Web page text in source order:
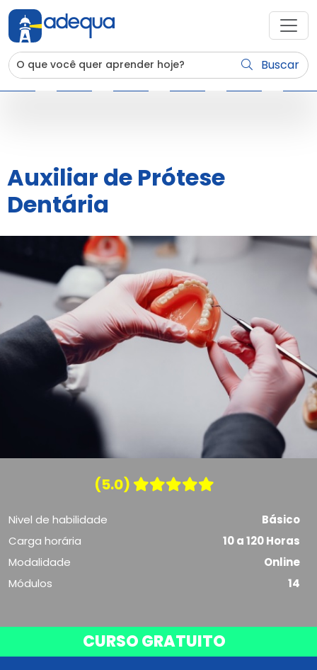
Buscar
Auxiliar de Prótese
Dentária
(5.0)
Nivel de habilidade
Básico
Carga horária
10 a 120 Horas
Modalidade
Online
Módulos
14
CURSO GRATUITO